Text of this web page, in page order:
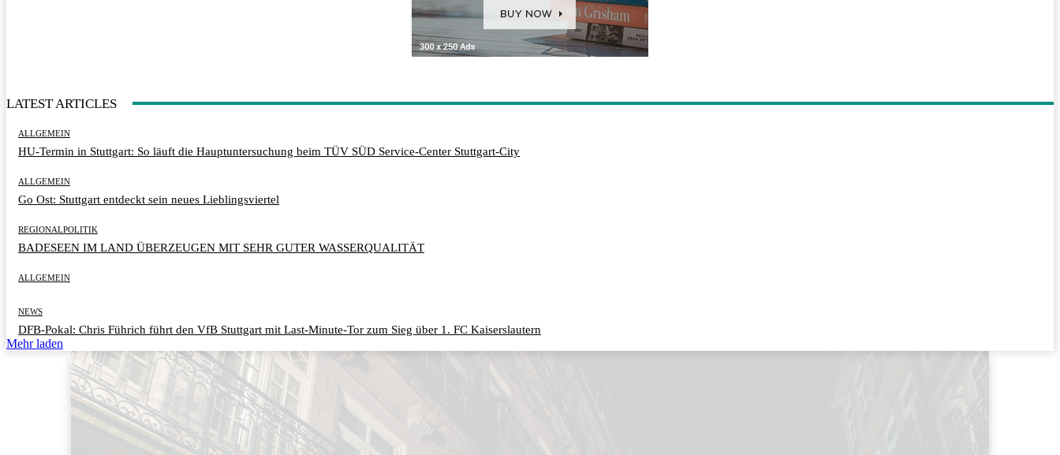
LATEST ARTICLES
ALLGEMEIN
HU-Termin in Stuttgart: So läuft die Hauptuntersuchung beim TÜV SÜD Service-Center Stuttgart-City
ALLGEMEIN
Go Ost: Stuttgart entdeckt sein neues Lieblingsviertel
REGIONALPOLITIK
BADESEEN IM LAND ÜBERZEUGEN MIT SEHR GUTER WASSERQUALITÄT
ALLGEMEIN
NEWS
DFB-Pokal: Chris Führich führt den VfB Stuttgart mit Last-Minute-Tor zum Sieg über 1. FC Kaiserslautern
Mehr laden